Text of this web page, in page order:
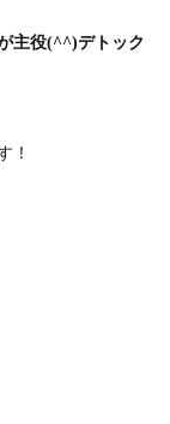
主役(^^)デトック
！